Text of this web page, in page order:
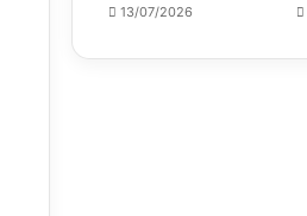
13/07/2026